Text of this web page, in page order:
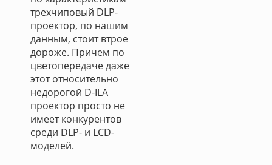
трехчиповый DLP-
проектор, по нашим
данным, стоит втрое
дороже. Причем по
цветопередаче даже
этот относительно
недорогой D-ILA
проектор просто не
имеет конкурентов
среди DLP- и LCD-
моделей.